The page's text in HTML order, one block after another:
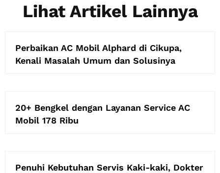
Lihat Artikel Lainnya
Perbaikan AC Mobil Alphard di Cikupa,
Kenali Masalah Umum dan Solusinya
20+ Bengkel dengan Layanan Service AC
Mobil 178 Ribu
Penuhi Kebutuhan Servis Kaki-kaki, Dokter